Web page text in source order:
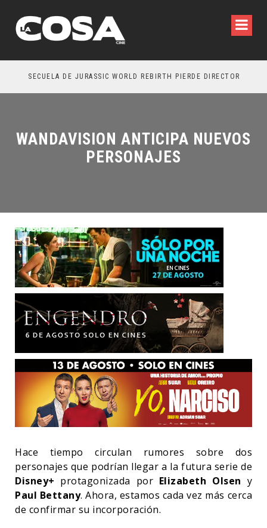
SECUELA DE JURASSIC WORLD REBIRTH PIERDE DIRECTOR
WANDAVISION ANTICIPA NUEVOS
PERSONAJES
Hace tiempo circulan rumores sobre dos
personajes que podrían llegar a la futura serie de
Disney+ protagonizada por Elizabeth Olsen y
Paul Bettany. Ahora, estamos cada vez más cerca
de confirmar su incorporación.